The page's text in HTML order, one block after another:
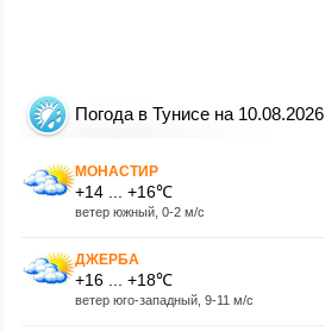
Погода в Тунисе на 10.08.2026
МОНАСТИР
+14 ... +16℃
ветер южный, 0-2 м/с
ДЖЕРБА
+16 ... +18℃
ветер юго-западный, 9-11 м/с